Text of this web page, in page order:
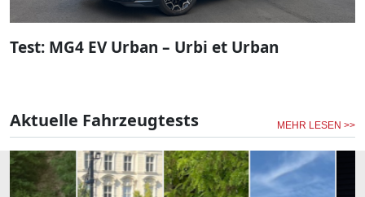
Test: MG4 EV Urban – Urbi et Urban
Aktuelle Fahrzeugtests MEHR LESEN >>